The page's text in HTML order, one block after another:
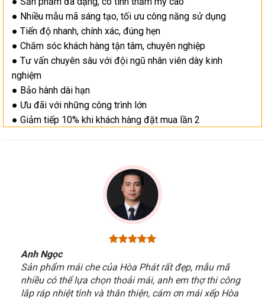
● Nhiều mẫu mã sáng tạo, tối ưu công năng sử dụng
● Tiến độ nhanh, chính xác, đúng hẹn
● Chăm sóc khách hàng tận tâm, chuyên nghiệp
● Tư vấn chuyên sâu với đội ngũ nhân viên dày kinh
nghiệm
● Bảo hành dài hạn
● Ưu đãi với những công trình lớn
● Giảm tiếp 10% khi khách hàng đặt mua lần 2
Anh Ngọc
Sản phẩm mái che của Hòa Phát rất đẹp, mẫu mã
nhiều có thể lựa chọn thoải mái, anh em thợ thi công
lắp ráp nhiệt tình và thân thiện, cám ơn mái xếp Hòa